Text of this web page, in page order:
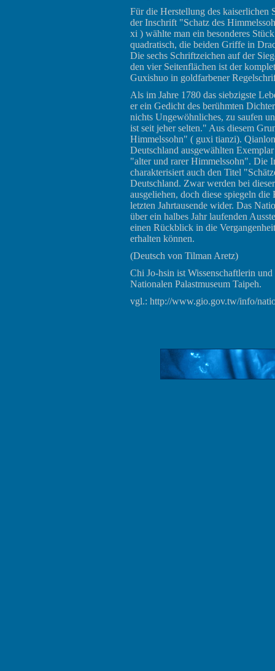
Für die Herstellung des kaiserlichen
der Inschrift "Schatz des
xi ) wählte man ein besonderes
quadratisch, die beiden Griffe in
Die sechs Schriftzeichen auf der
den vier Seitenflächen ist der
Guxishuo in goldfarbener
Als im Jahre 1780 das siebzigste
er ein Gedicht des berühmten
nichts Ungewöhnliches, zu saufen
ist seit jeher selten." Aus diesem
Himmelssohn" ( guxi tianzi).
Deutschland ausgewählten
"alter und rarer Himmelssohn". Die
charakterisiert auch den Titel
Deutschland. Zwar werden bei
ausgeliehen, doch diese spiegeln
letzten Jahrtausende wider. Das
über ein halbes Jahr laufenden
einen Rückblick in die
erhalten können.
(Deutsch von Tilman Aretz)
Chi Jo-hsin ist Wissenschaftlerin
Nationalen Palastmuseum Taipeh.
vgl.: http://www.gio.gov.tw/info/